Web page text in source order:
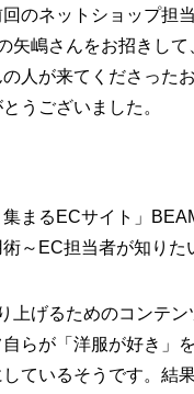
のネットショップ担
矢嶋さんをお招きして
人が来てくださった
うございました。
集まるECサイト」
～EC担当者が知りた
上げるためのコンテ
らが「洋服が好き」
ているそうです。結